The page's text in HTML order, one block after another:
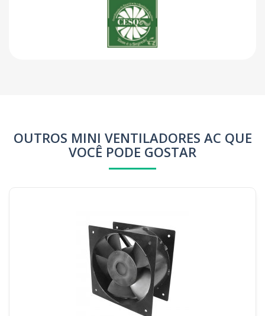
OUTROS MINI VENTILADORES AC QUE
VOCÊ PODE GOSTAR